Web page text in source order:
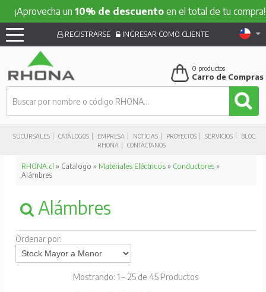
un10% de descuentoen el total de tu compra!
SUCURSALES CATÁLOGOS EMPRESA NOTICIAS PROYECTOS SERVICIOS
BLOG
RHONA
CONTÁCTANOS
REGISTRARSE INGRESAR COMO CLIENTE
0 productos
Carro de Compras
RHONA.cl » Catalogo » Materiales Eléctricos» Conductores»
Alámbres
Alámbres
Ordenar por:
Mostrando: 1 - 25 de 45 Productos